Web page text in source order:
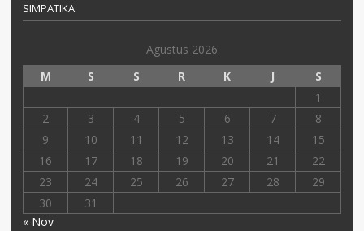
SIMPATIKA
Agustus 2026
M
S S R K J
S
1
2
3 4 5 6 7
8
9
10 11 12 13 14
15
16
17 18 19 20 21
22
23
24 25 26 27 28
29
30
31
« Nov